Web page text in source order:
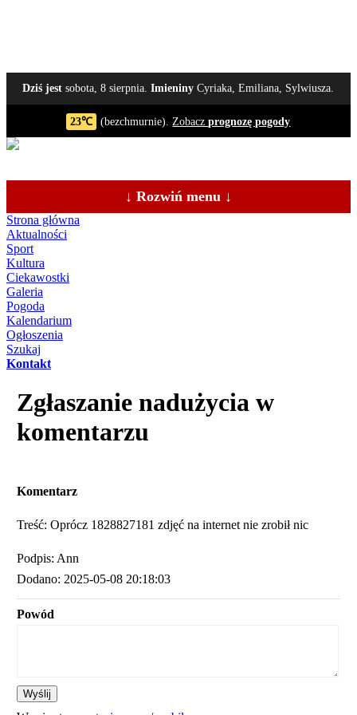
Dziś jest sobota, 8 sierpnia.Imieniny Cyriaka, Emiliana, Sylwiusza.
23℃ (bezchmurnie).Zobaczprognozę pogody
↓ Rozwiń menu ↓
Strona główna
Aktualności
Sport
Kultura
Ciekawostki
Galeria
Pogoda
Kalendarium
Ogłoszenia
Szukaj
Kontakt
Zgłaszanie nadużycia w
komentarzu
Komentarz
Treść: Oprócz 1828827181 zdjęć na internet nie zrobił nic
Podpis: Ann
Dodano: 2025-05-08 20:18:03
Powód
Wyślij